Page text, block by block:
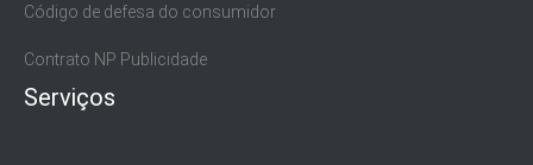
Código de defesa do consumidor
Contrato NP Publicidade
Serviços